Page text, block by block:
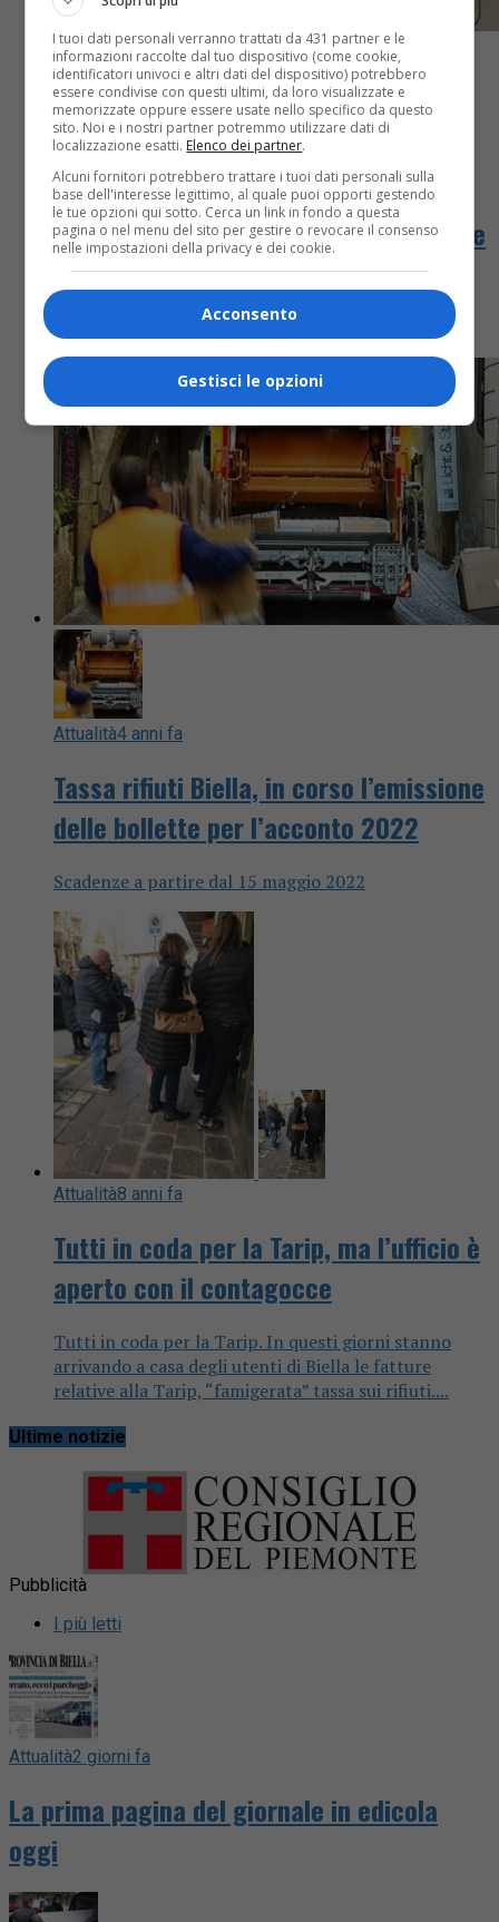
Attualità4 anni fa
Cambiano tempi e amministratori ma
le bollette Seab continuano ad arrivare
dopo la scadenza di pagamento
La segnalazione di un lettore
Attualità4 anni fa
Tassa rifiuti Biella, in corso l’emissione
delle bollette per l’acconto 2022
Scadenze a partire dal 15 maggio 2022
Attualità8 anni fa
Tutti in coda per la Tarip, ma l’ufficio è
aperto con il contagocce
Tutti in coda per la Tarip. In questi giorni stanno
arrivando a casa degli utenti di Biella le fatture
relative alla Tarip, “famigerata” tassa sui rifiuti....
Ultime notizie
Pubblicità
I più letti
Attualità2 giorni fa
La prima pagina del giornale in edicola
oggi
I tuoi dati personali verranno trattati da 431 partner e le
informazioni raccolte dal tuo dispositivo (come cookie,
identificatori univoci e altri dati del dispositivo) potrebbero
essere condivise con questi ultimi, da loro visualizzate e
memorizzate oppure essere usate nello specifico da questo
sito. Noi e i nostri partner potremmo utilizzare dati di
localizzazione esatti. Elenco dei partner.
Alcuni fornitori potrebbero trattare i tuoi dati personali sulla
base dell'interesse legittimo, al quale puoi opporti gestendo
le tue opzioni qui sotto. Cerca un link in fondo a questa
pagina o nel menu del sito per gestire o revocare il consenso
nelle impostazioni della privacy e dei cookie.
Acconsento
Gestisci le opzioni